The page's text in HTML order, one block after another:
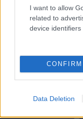
I want to allow
related to
device identifiers
CONFIRM
Data Deletion
Χιούμορ